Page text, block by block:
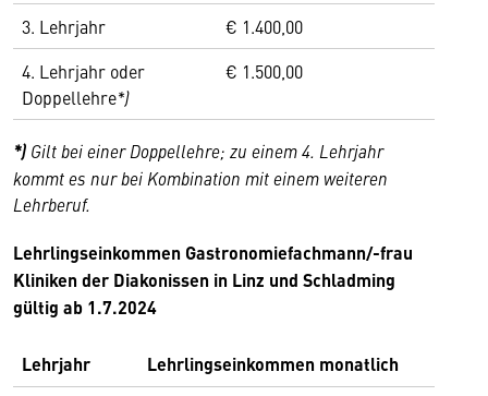
3. Lehrjahr
€ 1.400,00
4. Lehrjahr oder
Doppellehre*)
€ 1.500,00
*) Gilt bei einer Doppellehre; zu einem 4. Lehrjahr
kommt es nur bei Kombination mit einem weiteren
Lehrberuf.
Lehrlingseinkommen Gastronomiefachmann/-frau
Kliniken der Diakonissen in Linz und Schladming
gültig ab 1.7.2024
Lehrjahr Lehrlingseinkommen monatlich